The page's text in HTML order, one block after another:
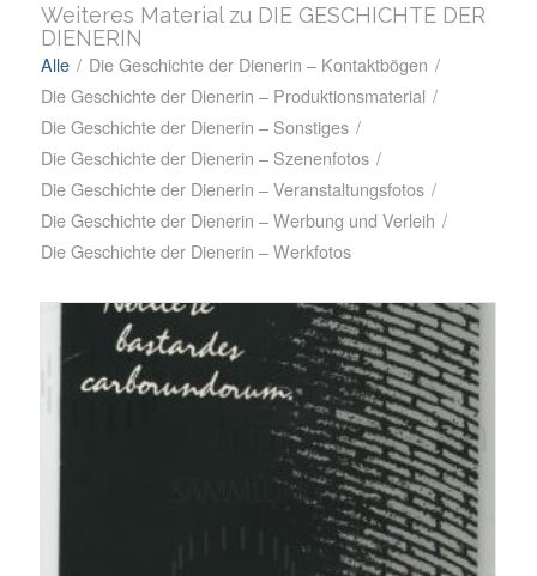
Weiteres Material zu DIE GESCHICHTE DER
DIENERIN
Alle / Die Geschichte der Dienerin – Kontaktbögen /
Die Geschichte der Dienerin – Produktionsmaterial /
Die Geschichte der Dienerin – Sonstiges /
Die Geschichte der Dienerin – Szenenfotos /
Die Geschichte der Dienerin – Veranstaltungsfotos /
Die Geschichte der Dienerin – Werbung und Verleih /
Die Geschichte der Dienerin – Werkfotos